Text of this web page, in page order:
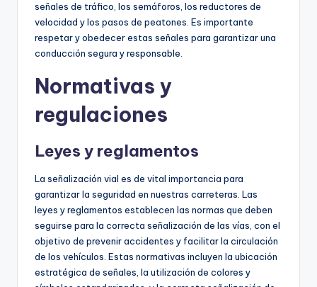
señales de tráfico, los semáforos, los reductores de
velocidad y los pasos de peatones. Es importante
respetar y obedecer estas señales para garantizar una
conducción segura y responsable.
Normativas y
regulaciones
Leyes y reglamentos
La señalización vial es de vital importancia para
garantizar la seguridad en nuestras carreteras. Las
leyes y reglamentos establecen las normas que deben
seguirse para la correcta señalización de las vías, con el
objetivo de prevenir accidentes y facilitar la circulación
de los vehículos. Estas normativas incluyen la ubicación
estratégica de señales, la utilización de colores y